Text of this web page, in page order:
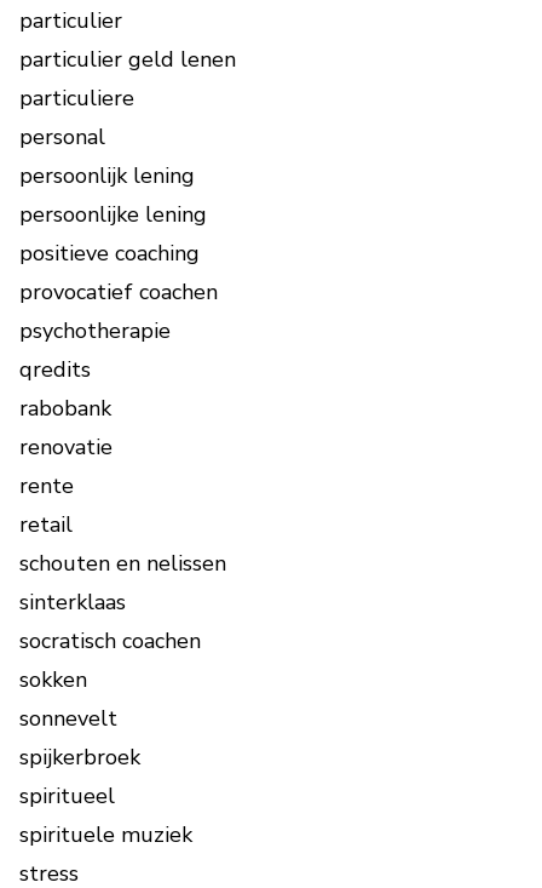
particulier
particulier geld lenen
particuliere
personal
persoonlijk lening
persoonlijke lening
positieve coaching
provocatief coachen
psychotherapie
qredits
rabobank
renovatie
rente
retail
schouten en nelissen
sinterklaas
socratisch coachen
sokken
sonnevelt
spijkerbroek
spiritueel
spirituele muziek
stress